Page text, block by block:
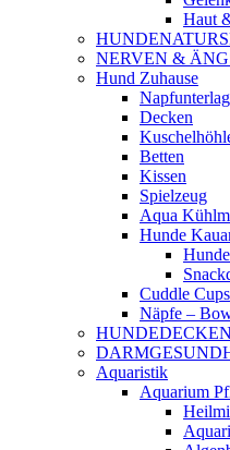
Haut
NERVEN &
Hund Zuhause
Decken
Betten
Kissen
Spielzeug
Aqua
Hunde
Cuddle Cups
Näpfe –
HUNDEDECKEN
Aquaristik
Aquarium